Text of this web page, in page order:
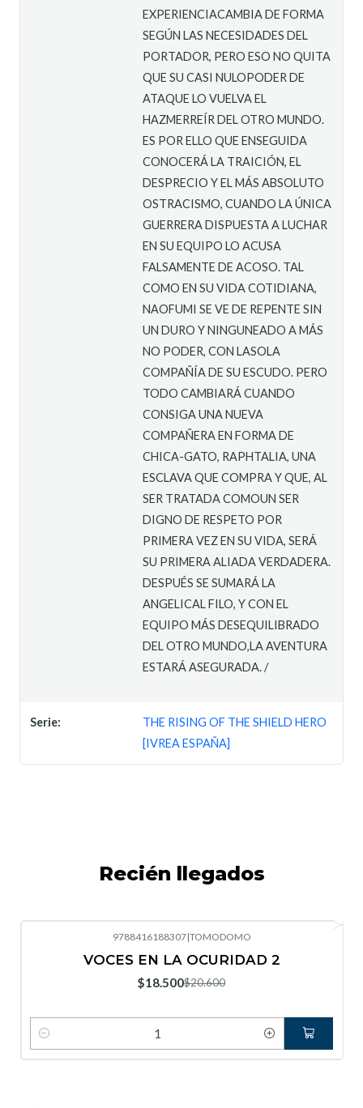
EXPERIENCIACAMBIA DE FORMA
SEGÚN LAS NECESIDADES DEL
PORTADOR, PERO ESO NO QUITA
QUE SU CASI NULOPODER DE
ATAQUE LO VUELVA EL
HAZMERREÍR DEL OTRO MUNDO.
ES POR ELLO QUE ENSEGUIDA
CONOCERÁ LA TRAICIÓN, EL
DESPRECIO Y EL MÁS ABSOLUTO
OSTRACISMO, CUANDO LA ÚNICA
GUERRERA DISPUESTA A LUCHAR
EN SU EQUIPO LO ACUSA
FALSAMENTE DE ACOSO. TAL
COMO EN SU VIDA COTIDIANA,
NAOFUMI SE VE DE REPENTE SIN
UN DURO Y NINGUNEADO A MÁS
NO PODER, CON LASOLA
COMPAÑÍA DE SU ESCUDO. PERO
TODO CAMBIARÁ CUANDO
CONSIGA UNA NUEVA
COMPAÑERA EN FORMA DE
CHICA-GATO, RAPHTALIA, UNA
ESCLAVA QUE COMPRA Y QUE, AL
SER TRATADA COMOUN SER
DIGNO DE RESPETO POR
PRIMERA VEZ EN SU VIDA, SERÁ
SU PRIMERA ALIADA VERDADERA.
DESPUÉS SE SUMARÁ LA
ANGELICAL FILO, Y CON EL
EQUIPO MÁS DESEQUILIBRADO
DEL OTRO MUNDO,LA AVENTURA
ESTARÁ ASEGURADA. /
Serie:
THE RISING OF THE SHIELD HERO
[IVREA ESPAÑA]
Recién llegados
9788416188307|TOMODOMO
VOCES EN LA OCURIDAD 2
$18.500$20.600
Cantidad